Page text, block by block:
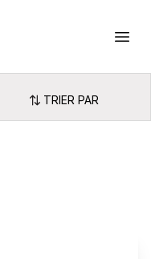
Trier par
TRIER PAR